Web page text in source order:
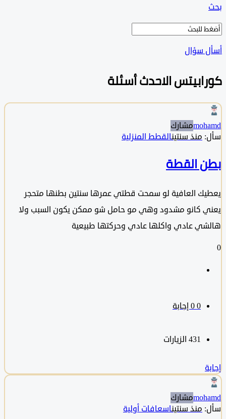
سؤال
الاحدث أسئلة
مشارك
منذ سنتين القطط المنزلية
القطة
العافية لو سمحت قطتي عمرها سنتين بطنها متحجر
كانو مشدود وهي مو حامل شو ممكن يكون السبب ولا
عادي واكلها عادي وحركتها طبيعية
431 الزيارات
مشارك
منذ سنتين اسعافات أولية